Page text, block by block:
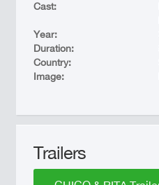
Cast:
Year:
Duration:
Country:
Image:
Trailers